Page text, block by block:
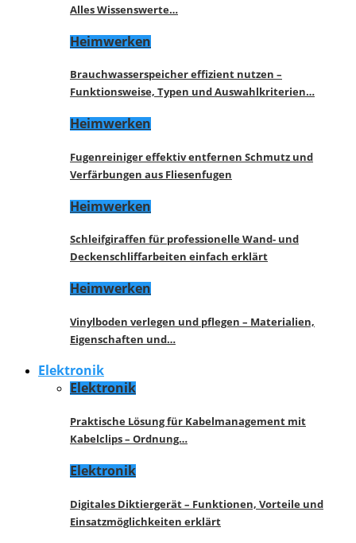
Alles Wissenswerte…
Heimwerken
Brauchwasserspeicher effizient nutzen –
Funktionsweise, Typen und Auswahlkriterien…
Heimwerken
Fugenreiniger effektiv entfernen Schmutz und
Verfärbungen aus Fliesenfugen
Heimwerken
Schleifgiraffen für professionelle Wand- und
Deckenschliffarbeiten einfach erklärt
Heimwerken
Vinylboden verlegen und pflegen – Materialien,
Eigenschaften und…
Elektronik
Elektronik
Praktische Lösung für Kabelmanagement mit
Kabelclips – Ordnung…
Elektronik
Digitales Diktiergerät – Funktionen, Vorteile und
Einsatzmöglichkeiten erklärt